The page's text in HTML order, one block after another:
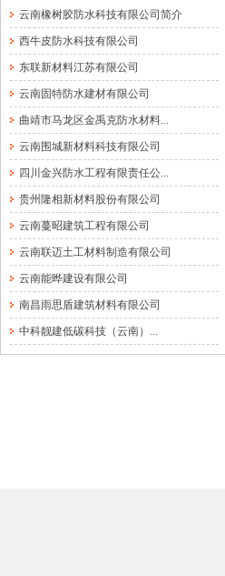
云南橡树胶防水科技有限公司简介
西牛皮防水科技有限公司
东联新材料江苏有限公司
云南固特防水建材有限公司
曲靖市马龙区金禹克防水材料...
云南围城新材料科技有限公司
四川金兴防水工程有限责任公...
贵州隆相新材料股份有限公司
云南蔓昭建筑工程有限公司
云南联迈土工材料制造有限公司
云南能晔建设有限公司
南昌雨思盾建筑材料有限公司
中科靓建低碳科技（云南）...